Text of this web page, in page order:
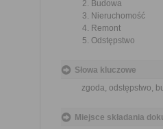
Budowa
Nieruchomość
Remont
Odstępstwo
Słowa kluczowe
zgoda, odstępstwo,
Miejsce składania